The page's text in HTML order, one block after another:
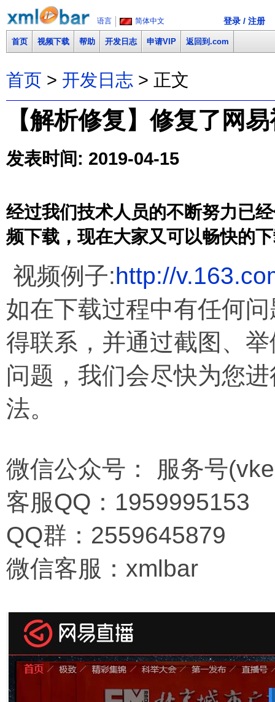
语言 简体中文 登录 / 注册
首页 视频下载 帮助 开发日志 申请VIP 返回到.com
首页 > 开发日志 > 正文
【解析修复】修复了网
发表时间: 2019-04-15
经过我们技术人员的不断努力已
频下载，现在大家又可以畅快的
视频例子:http://
如在下载过程中有任何
得联系，并通过截图、
问题，我们会尽快为您
法。
微信公众号： 服务号
客服QQ：1959995153
QQ群：2559645879
微信客服：xmlbar